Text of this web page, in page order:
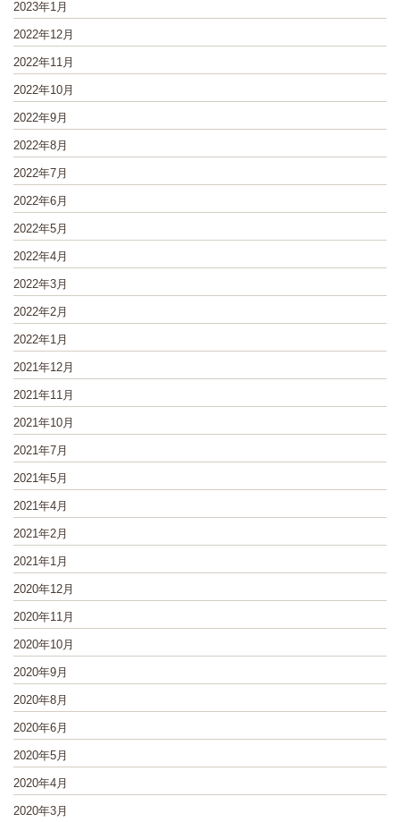
2023年1月
2022年12月
2022年11月
2022年10月
2022年9月
2022年8月
2022年7月
2022年6月
2022年5月
2022年4月
2022年3月
2022年2月
2022年1月
2021年12月
2021年11月
2021年10月
2021年7月
2021年5月
2021年4月
2021年2月
2021年1月
2020年12月
2020年11月
2020年10月
2020年9月
2020年8月
2020年6月
2020年5月
2020年4月
2020年3月